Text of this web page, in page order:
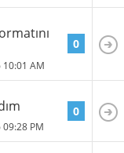
10:01 AM
0
09:28 PM
0